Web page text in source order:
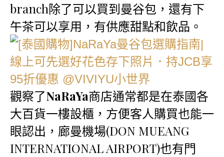
branch除了可以買到曼谷包，還有下
午茶可以享用，有供應甜點和飲品。
觀察了NaRaYa商店通常都是在泰國各
大百貨一樓設櫃，方便客人購買也能一
眼認出，廊曼機場(DON MUEANG
INTERNATIONAL AIRPORT)也有門